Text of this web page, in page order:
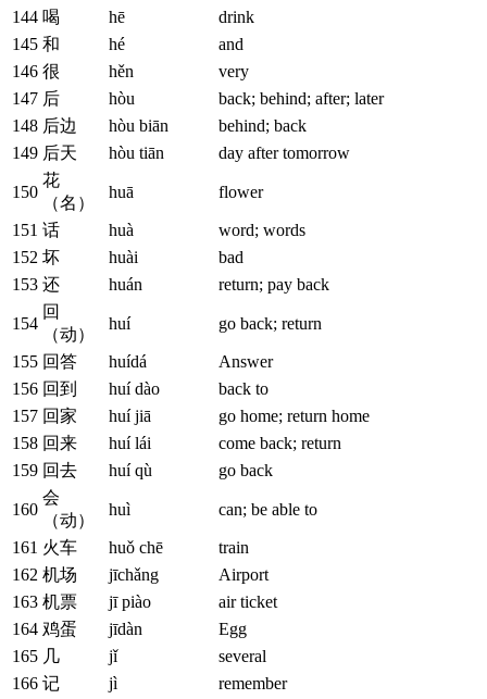
144 喝 hē
drink
145 和 hé
and
146 很 hěn
very
147 后 hòu
back; behind; after; later
148 后边 hòu biān
behind; back
149 后天 hòu tiān day after tomorrow
150
花
（名）
huā flower
151 话 huà
word; words
152 坏 huài
bad
153 还 huán return; pay back
154
回
（动）
huí go back; return
155 回答 huídá
Answer
156 回到 huí dào
back to
157 回家 huí jiā
go home; return home
158 回来 huí lái
come back; return
159 回去 huí qù go back
160
会
（动）
huì can; be able to
161 火车 huǒ chē
train
162 机场 jīchǎng
Airport
163 机票 jī piào
air ticket
164 鸡蛋 jīdàn
Egg
165 几 jǐ
several
166 记 jì
remember